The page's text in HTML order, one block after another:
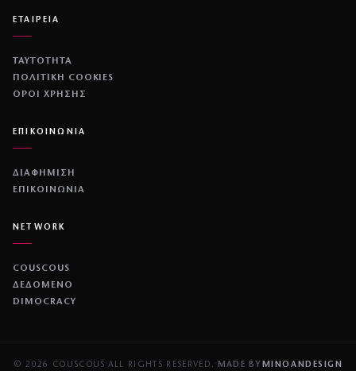
ΕΤΑΙΡΕΙΑ
ΤΑΥΤΟΤΗΤΑ
ΠΟΛΙΤΙΚΉ COOKIES
ΌΡΟΙ ΧΡΉΣΗΣ
ΕΠΙΚΟΙΝΩΝΙΑ
ΔΙΑΦΗΜΙΣΗ
ΕΠΙΚΟΙΝΩΝΙΑ
NETWORK
COUSCOUS
ΔΕΔΟΜΕΝΟ
DIMOCRACY
© 2026 COUSCOUS ALL RIGHTS RESERVED. MADE BY MINOANDESIGN